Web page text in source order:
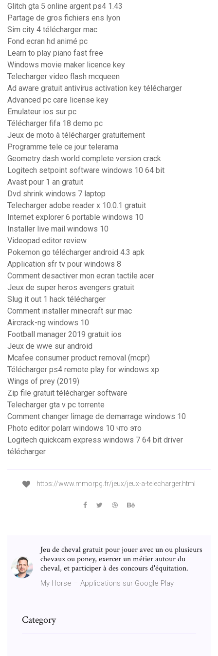
Glitch gta 5 online argent ps4 1.43
Partage de gros fichiers ens lyon
Sim city 4 télécharger mac
Fond ecran hd animé pc
Learn to play piano fast free
Windows movie maker licence key
Telecharger video flash mcqueen
Ad aware gratuit antivirus activation key télécharger
Advanced pc care license key
Emulateur ios sur pc
Télécharger fifa 18 demo pc
Jeux de moto à télécharger gratuitement
Programme tele ce jour telerama
Geometry dash world complete version crack
Logitech setpoint software windows 10 64 bit
Avast pour 1 an gratuit
Dvd shrink windows 7 laptop
Telecharger adobe reader x 10.0.1 gratuit
Internet explorer 6 portable windows 10
Installer live mail windows 10
Videopad editor review
Pokemon go télécharger android 4.3 apk
Application sfr tv pour windows 8
Comment desactiver mon ecran tactile acer
Jeux de super heros avengers gratuit
Slug it out 1 hack télécharger
Comment installer minecraft sur mac
Aircrack-ng windows 10
Football manager 2019 gratuit ios
Jeux de wwe sur android
Mcafee consumer product removal (mcpr)
Télécharger ps4 remote play for windows xp
Wings of prey (2019)
Zip file gratuit télécharger software
Telecharger gta v pc torrente
Comment changer limage de demarrage windows 10
Photo editor polarr windows 10 что это
Logitech quickcam express windows 7 64 bit driver
télécharger
https://www.mmorpg.fr/jeux/jeux-a-telecharger.html
Jeu de cheval gratuit pour jouer avec un ou plusieurs
chevaux ou poney, exercer un métier autour du
cheval, et participer à des concours d'équitation.
My Horse – Applications sur Google Play
Category